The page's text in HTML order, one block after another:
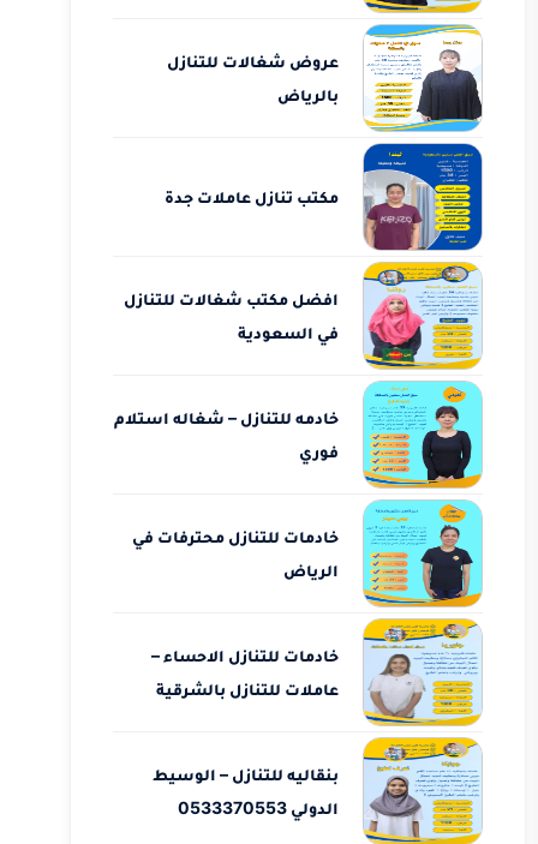
عروض شغالات للتنازل
بالرياض
مكتب تنازل عاملات جدة
افضل مكتب شغالات للتنازل
في السعودية
خادمه للتنازل – شغاله استلام
فوري
خادمات للتنازل محترفات في
الرياض
خادمات للتنازل الاحساء –
عاملات للتنازل بالشرقية
بنقاليه للتنازل – الوسيط
الدولي 0533370553